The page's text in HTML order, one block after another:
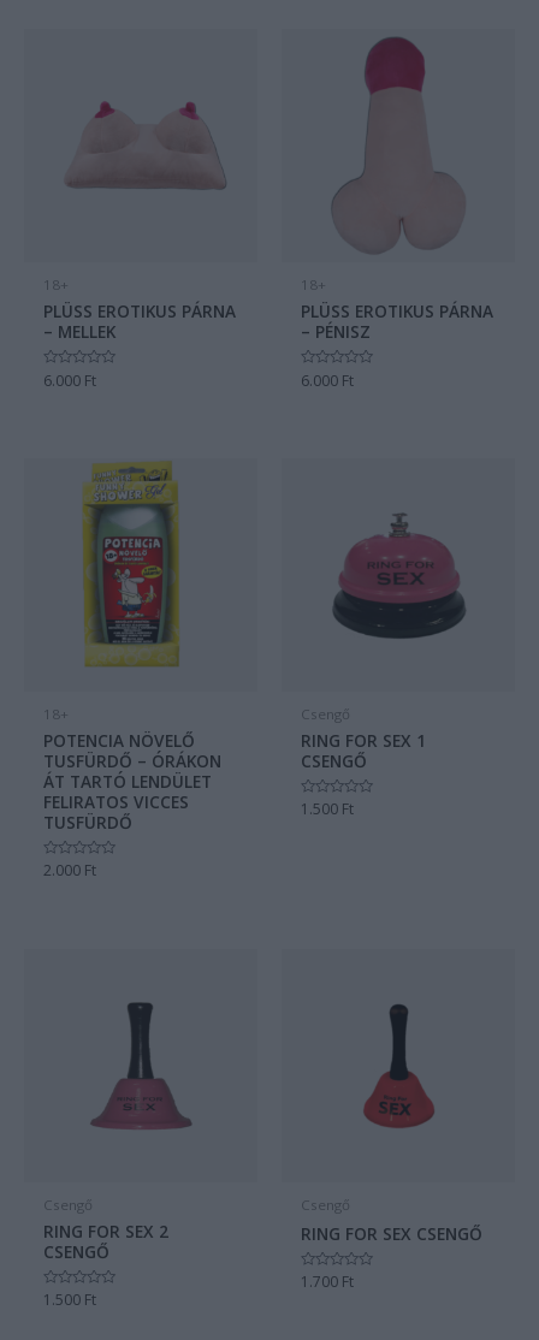
18+
PLÜSS EROTIKUS PÁRNA
– MELLEK
Értékelés:
0
6.000 Ft
18+
PLÜSS EROTIKUS PÁRNA
– PÉNISZ
Értékelés:
0
6.000 Ft
18+
POTENCIA NÖVELŐ
TUSFÜRDŐ – ÓRÁKON
ÁT TARTÓ LENDÜLET
FELIRATOS VICCES
TUSFÜRDŐ
Értékelés:
2.000 Ft
Csengő
RING FOR SEX 1
CSENGŐ
Értékelés:
1.500 Ft
Csengő
RING FOR SEX 2
CSENGŐ
Értékelés:
1.500 Ft
Csengő
RING FOR SEX CSENGŐ
Értékelés:
1.700 Ft